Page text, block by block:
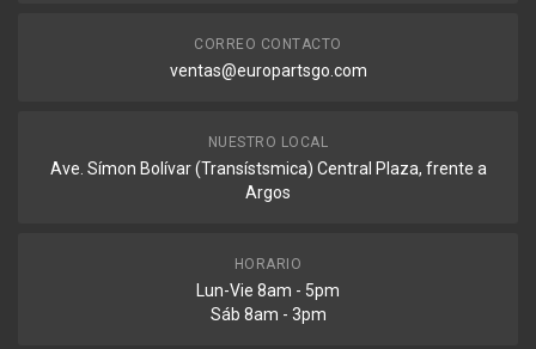
CORREO CONTACTO
ventas@europartsgo.com
NUESTRO LOCAL
Ave. Símon Bolívar (Transístsmica) Central Plaza, frente a
Argos
HORARIO
Lun-Vie 8am - 5pm
Sáb 8am - 3pm